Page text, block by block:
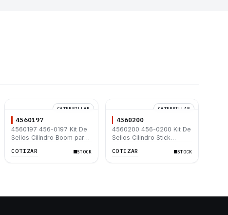
CATERPILLAR
4560197
4560197 456-0197 Kit De
Sellos Cilindro Boom para
320D2 320D2 L
COTIZAR STOCK
CATERPILLAR
4560200
4560200 456-0200 Kit De
Sellos Cilindro Stick
320D2 320D2 L
COTIZAR STOCK